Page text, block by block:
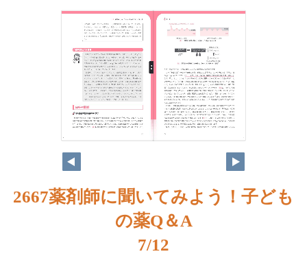
6 7
2667薬剤師に聞いてみよう！子ども
の薬Q＆A
7/12